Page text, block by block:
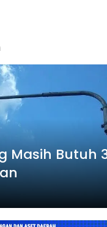
Masih Butuh